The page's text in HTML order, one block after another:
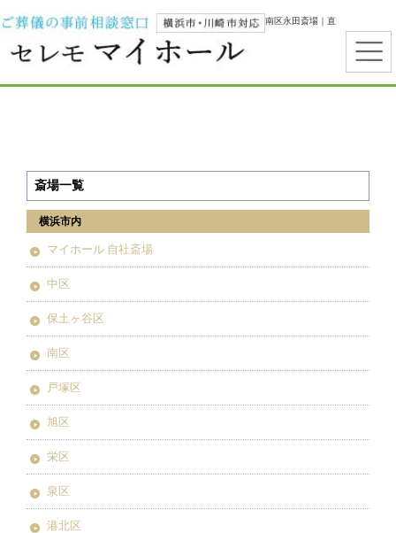
横浜市で葬儀・家族葬ならセレモマイホール｜都筑区センター南・南区永田斎場｜直
葬・一日葬・霊安室完備
斎場一覧
横浜市内
マイホール 自社斎場
中区
保土ヶ谷区
南区
戸塚区
旭区
栄区
泉区
港北区